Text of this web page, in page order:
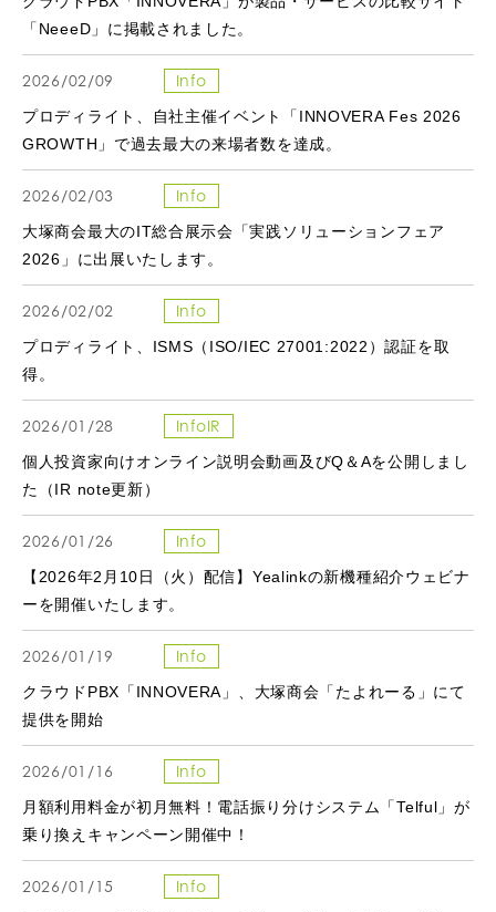
「NeeeD」に掲載されました。
2026/02/09 Info
プロディライト、自社主催イベント「INNOVERA Fes 2026
GROWTH」で過去最大の来場者数を達成。
2026/02/03 Info
大塚商会最大のIT総合展示会「実践ソリューションフェア
2026」に出展いたします。
2026/02/02 Info
プロディライト、ISMS（ISO/IEC 27001:2022）認証を取
得。
2026/01/28 InfoIR
個人投資家向けオンライン説明会動画及びQ＆Aを公開しまし
た（IR note更新）
2026/01/26 Info
【2026年2月10日（火）配信】Yealinkの新機種紹介ウェビナ
ーを開催いたします。
2026/01/19 Info
クラウドPBX「INNOVERA」、大塚商会「たよれーる」にて
提供を開始
2026/01/16 Info
月額利用料金が初月無料！電話振り分けシステム「Telful」が
乗り換えキャンペーン開催中！
2026/01/15 Info